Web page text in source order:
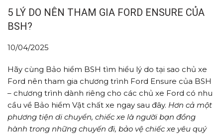
5 LÝ DO NÊN THAM GIA FORD ENSURE CỦA
BSH?
10/04/2025
Hãy cùng Bảo hiểm BSH tìm hiểu lý do tại sao chủ xe
Ford nên tham gia chương trình Ford Ensure của BSH
– chương trình dành riêng cho các chủ xe Ford có nhu
cầu về Bảo hiểm Vật chất xe ngay sau đây. Hơn cả một
phương tiện di chuyển, chiếc xe là người bạn đồng
hành trong những chuyến đi, bảo vệ chiếc xe yêu quý